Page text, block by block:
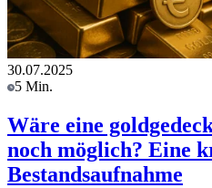
30.07.2025
5 Min.
Wäre eine
noch möglich? Eine
Bestandsaufnahme